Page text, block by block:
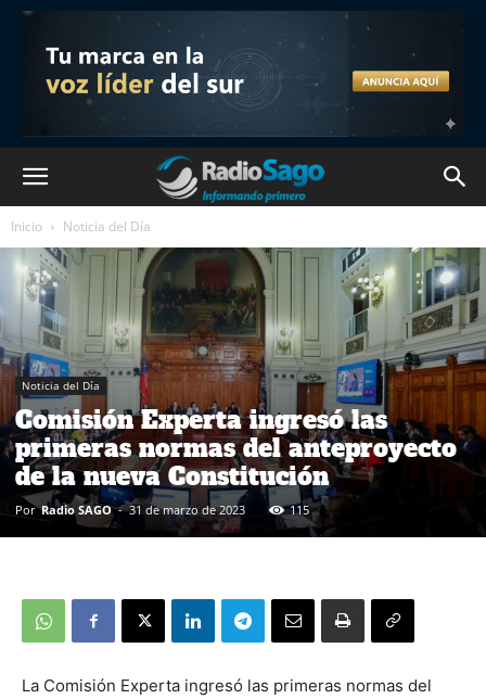
Inicio Noticia del Día
Noticia del Día
Comisión Experta ingresó las
primeras normas del anteproyecto
de la nueva Constitución
Por Radio SAGO - 31 de marzo de 2023 115
La Comisión Experta ingresó las primeras normas del